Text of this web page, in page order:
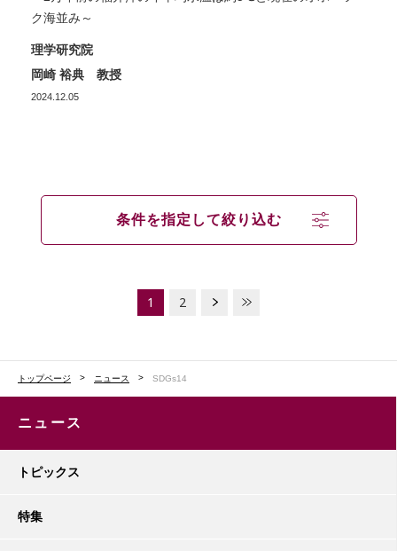
ク海並み～
理学研究院
岡崎 裕典 教授
2024.12.05
条件を指定して絞り込む
1 2
トップページ ニュース SDGs14
ニュース
トピックス
特集